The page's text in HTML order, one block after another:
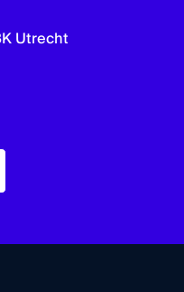
Utrecht